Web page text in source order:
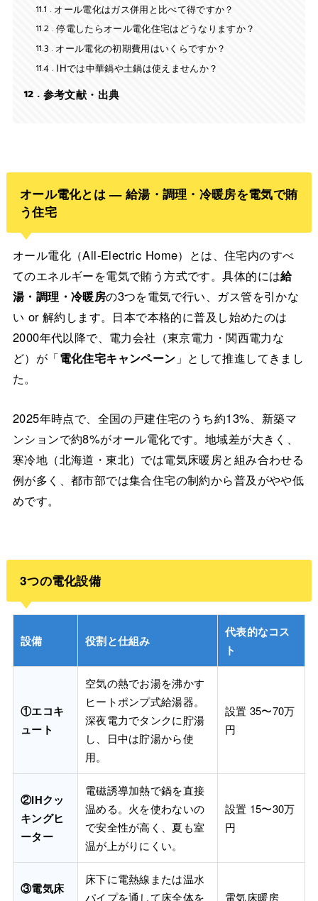
11.1
オール電化はガス併用と比べて得ですか？
11.2 停電したらオール電化住宅はどうなりますか？
11.3 オール電化の初期費用はいくらですか？
11.4 IHでは中華鍋や土鍋は使えませんか？
12 参考文献・出典
オール電化とは — 給湯・調理・冷暖房を電気で賄
う住宅
オール電化（All-Electric Home）とは、住宅内のすべ
てのエネルギーを電気で賄う方式です。具体的には給
湯・調理・冷暖房の3つを電気で行い、ガス管を引かな
い or 解約します。日本で本格的に普及し始めたのは
2000年代以降で、電力会社（東京電力・関西電力な
ど）が「電化住宅キャンペーン 」として推進してきまし
た。
2025年時点で、全国の戸建住宅のうち約13%、新築マ
ンションで約8%がオール電化です。地域差が大きく、
寒冷地（北海道・東北）では電気床暖房と組み合わせる
例が多く、都市部では集合住宅の制約から普及がやや低
めです。
3つの電化設備
設備 役割と仕組み
代表的なコス
ト
①エコキ
ュート
空気の熱でお湯を沸かす
ヒートポンプ式給湯器。
深夜電力でタンクに貯湯
し、日中は貯湯から使
用。
設置 35〜70万
円
②IHクッ
キングヒ
ーター
電磁誘導加熱で鍋を直接
温める。火を使わないの
で安全性が高く、夏も室
温が上がりにくい。
設置 15〜30万
円
③電気床
床下に電熱線または温水
パイプを通して床全体を
電気床暖房